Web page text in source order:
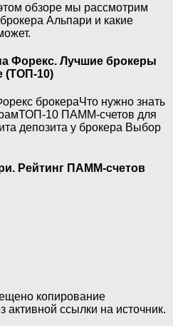
обзоре мы рассмотрим
Альпари и какие
Форекс. Лучшие брокеры
(ТОП-10)
брокераЧто нужно знать
10 ПАММ-счетов для
депозита у брокера Выбор
Рейтинг ПАММ-счетов
копирование
активной ссылки на источник.